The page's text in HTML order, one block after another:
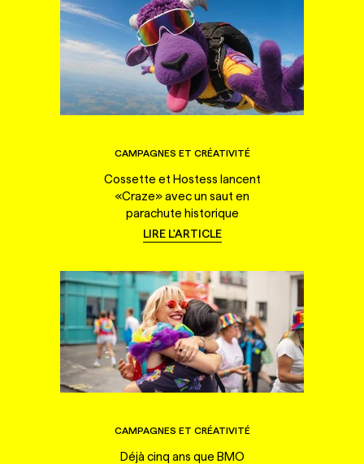
CAMPAGNES ET CRÉATIVITÉ
Cossette et Hostess lancent
«Craze» avec un saut en
parachute historique
LIRE L'ARTICLE
CAMPAGNES ET CRÉATIVITÉ
Déjà cinq ans que BMO